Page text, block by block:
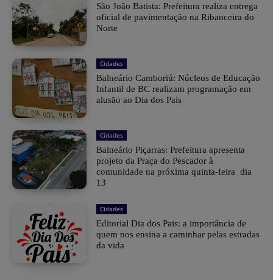
São João Batista: Prefeitura realiza entrega
oficial de pavimentação na Ribanceira do
Norte
Cidades
Balneário Camboriú: Núcleos de Educação
Infantil de BC realizam programação em
alusão ao Dia dos Pais
Cidades
Balneário Piçarras: Prefeitura apresenta
projeto da Praça do Pescador à
comunidade na próxima quinta-feira dia
13
Cidades
Editorial Dia dos Pais: a importância de
quem nos ensina a caminhar pelas estradas
da vida